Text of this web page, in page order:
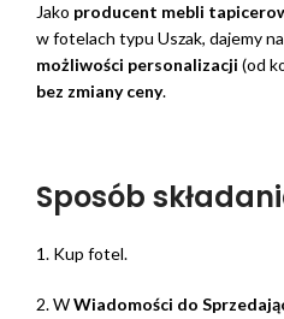
Jako producent mebli
w fotelach typu Uszak, dajemy
możliwości personalizacji (od
bez zmiany ceny.
Sposób
1. Kup fotel.
2. WWiadomości do